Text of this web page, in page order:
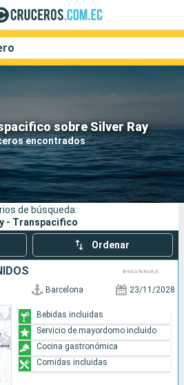
sobre Silver Ray
encontrados
Compañías
Buscar
de búsqueda:
- Transpacifico
Ordenar
Barcelona 23/11/2028
Bebidas incluidas
Servicio de mayordomo incluido
Cocina gastronómica
Comidas incluidas